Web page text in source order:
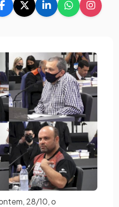
28/10, o